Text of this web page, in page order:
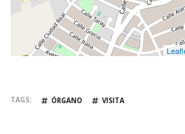
TAGS ÓRGANO VISITA